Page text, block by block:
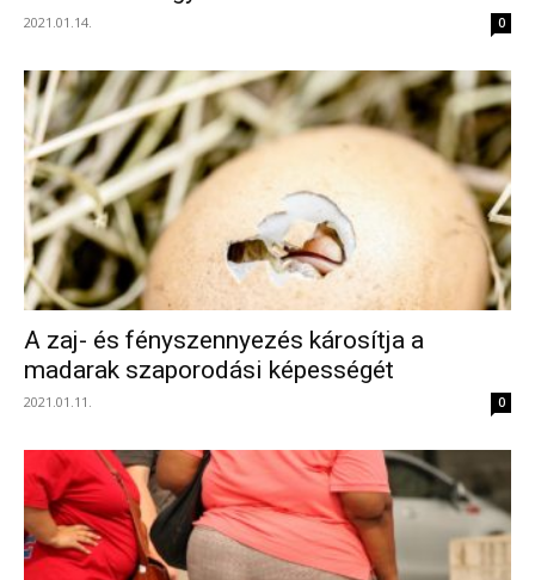
2021.01.14. 0
A zaj- és fényszennyezés károsítja a
madarak szaporodási képességét
2021.01.11. 0